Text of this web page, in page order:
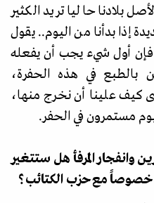
بلادنا حاليا تريد الكثير
إذا بدأنا من اليوم.. يقول
أول شيء يجب أن يفعله
بالطبع في هذه الحفرة،
كيف علينا أن نخرج منها،
مستمرون في الحفر.
بعد ثورة 17 تشرين وانفجار المرفأ هل ستتغير
خصوصاً مع حزب الكتائب؟